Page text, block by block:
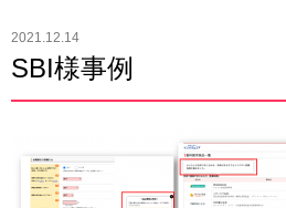
2021.12.14
SBI様事例